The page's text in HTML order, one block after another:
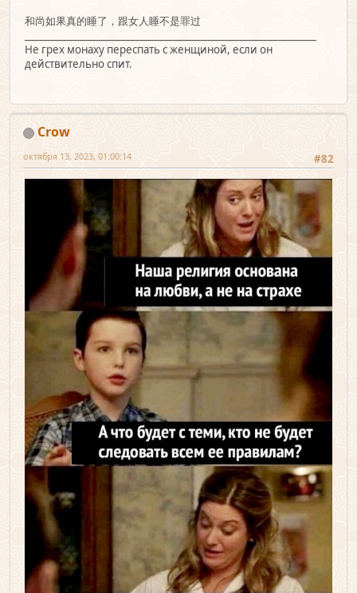
和尚如果真的睡了，跟女人睡不是罪过
Не грех монаху переспать с женщиной, если он
действительно спит.
Crow
#82
октября 13, 2023, 01:00:14